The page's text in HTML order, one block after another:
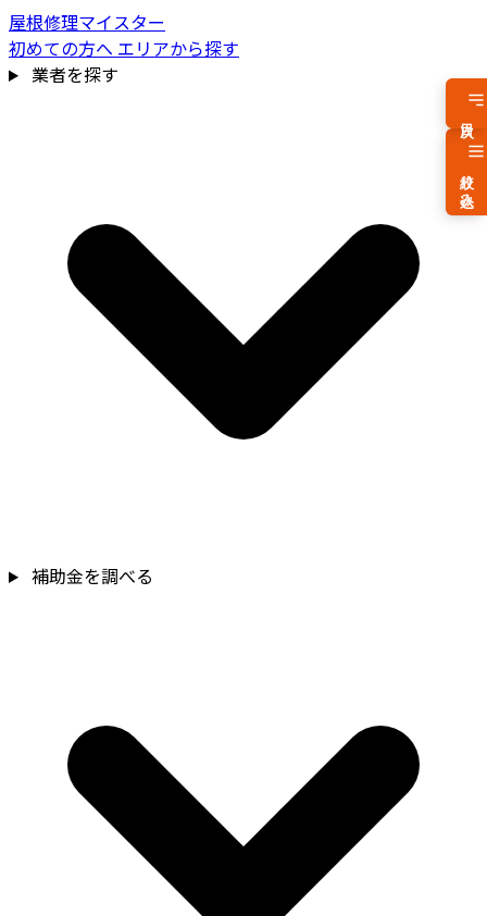
屋根修理マイスター
初めての方へ エリアから探す
業者を探す
補助金を調べる
費用相場を見る
絞り込み